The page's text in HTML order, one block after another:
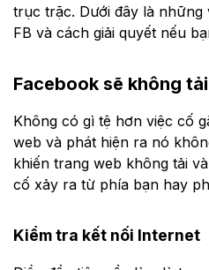
trục trặc. Dưới đây là những
FB và cách giải quyết nếu
Facebook sẽ không tải
Không có gì tệ hơn việc cố
web và phát hiện ra nó
khiến trang web không tải
cố xảy ra từ phía bạn hay
Kiểm tra kết nối Internet